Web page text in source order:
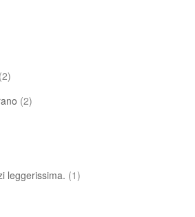
(2)
(2)
leggerissima. (1)